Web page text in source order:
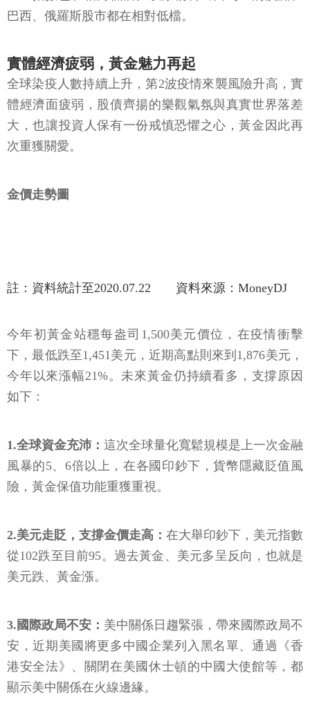
巴西、俄羅斯股市都在相對低檔。
實體經濟疲弱，黃金魅力再起
全球染疫人數持續上升，第2波疫情來襲風險升高，實
體經濟面疲弱，股債齊揚的樂觀氣氛與真實世界落差
大，也讓投資人保有一份戒慎恐懼之心，黃金因此再
次重獲關愛。
金價走勢圖
註：資料統計至2020.07.22 資料來源：MoneyDJ
今年初黃金站穩每盎司1,500美元價位，在疫情衝擊
下，最低跌至1,451美元，近期高點則來到1,876美元，
今年以來漲幅21%。未來黃金仍持續看多，支撐原因
如下：
1.全球資金充沛： 這次全球量化寬鬆規模是上一次金融
風暴的5、6倍以上，在各國印鈔下，貨幣隱藏貶值風
險，黃金保值功能重獲重視。
2.美元走貶，支撐金價走高： 在大舉印鈔下，美元指數
從102跌至目前95。過去黃金、美元多呈反向，也就是
美元跌、黃金漲。
3.國際政局不安： 美中關係日趨緊張，帶來國際政局不
安，近期美國將更多中國企業列入黑名單、通過《香
港安全法》、關閉在美國休士頓的中國大使館等，都
顯示美中關係在火線邊緣。